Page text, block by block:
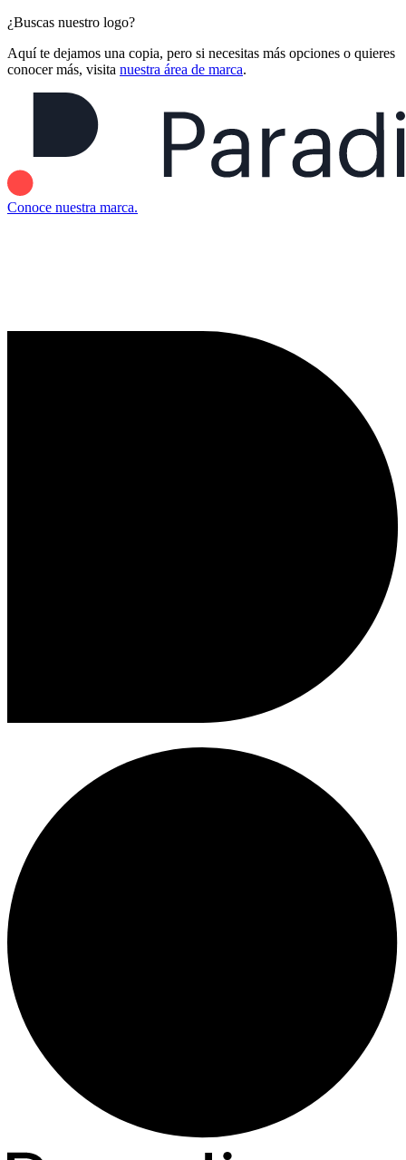
¿Buscas nuestro logo?
Aquí te dejamos una copia, pero si necesitas más opciones o quieres
conocer más, visita nuestra área de marca.
Conoce nuestra marca.